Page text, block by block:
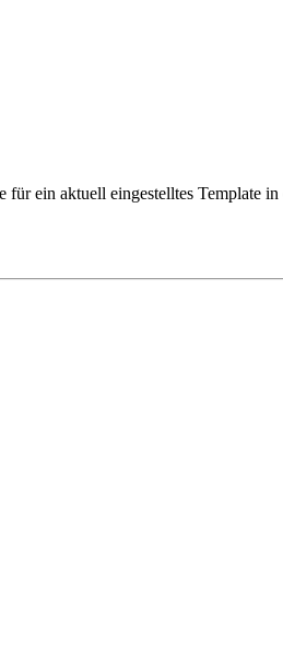
für ein aktuell eingestelltes